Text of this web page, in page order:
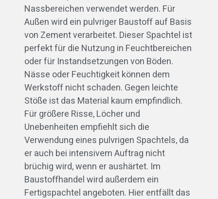
Nassbereichen verwendet werden. Für
Außen wird ein pulvriger Baustoff auf Basis
von Zement verarbeitet. Dieser Spachtel ist
perfekt für die Nutzung in Feuchtbereichen
oder für Instandsetzungen von Böden.
Nässe oder Feuchtigkeit können dem
Werkstoff nicht schaden. Gegen leichte
Stöße ist das Material kaum empfindlich.
Für größere Risse, Löcher und
Unebenheiten empfiehlt sich die
Verwendung eines pulvrigen Spachtels, da
er auch bei intensivem Auftrag nicht
brüchig wird, wenn er aushärtet. Im
Baustoffhandel wird außerdem ein
Fertigspachtel angeboten. Hier entfällt das